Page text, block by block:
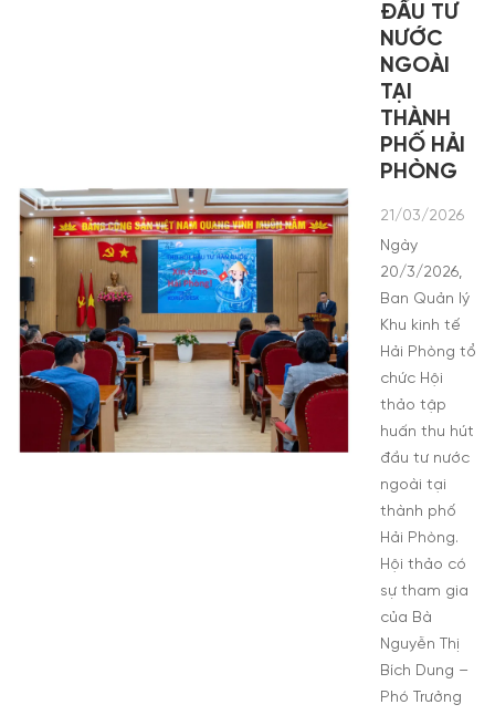
ĐẦU TƯ
NƯỚC
NGOÀI
TẠI
THÀNH
PHỐ HẢI
PHÒNG
21/03/2026
Ngày
20/3/2026,
Ban Quản lý
Khu kinh tế
Hải Phòng tổ
chức Hội
thảo tập
huấn thu hút
đầu tư nước
ngoài tại
thành phố
Hải Phòng.
Hội thảo có
sự tham gia
của Bà
Nguyễn Thị
Bích Dung –
Phó Trưởng